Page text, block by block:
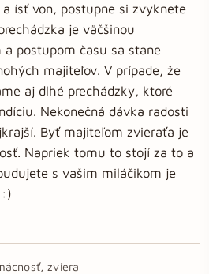
ísť von, postupne si zvyknete
je väčšinou
postupom času sa stane
majiteľov. V prípade, že
aj dlhé prechádzky, ktoré
Nekonečná dávka radosti
Byť majiteľom zvieraťa je
Napriek tomu to stojí za to a
s vašim miláčikom je
:)
zviera